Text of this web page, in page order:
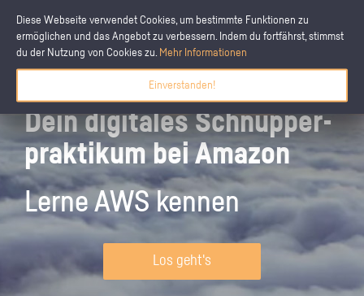
Diese Webseite verwendet Cookies, um bestimmte Funktionen zu
ermöglichen und das Angebot zu verbessern. Indem du fortfährst, stimmst
du der Nutzung von Cookies zu. Mehr Informationen
Einverstanden!
Dein digitales Schnupper­
praktikum bei Amazon
Lerne AWS kennen
Los geht's